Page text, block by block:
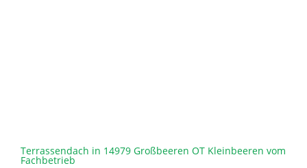
Terrassendach in 14979 Großbeeren OT Kleinbeeren vom
Fachbetrieb